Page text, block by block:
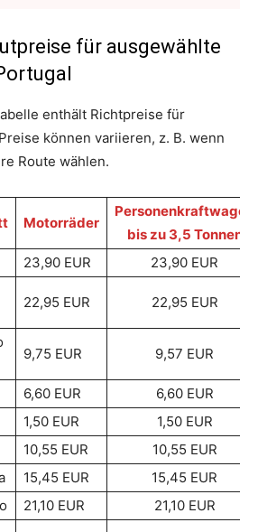
für ausgewählte
enthält Richtpreise für
können variieren, z. B. wenn
Route wählen.
Motorräder
Personenkraftwagen
bis zu 3,5 Tonnen
23,90 EUR
23,90 EUR
22,95 EUR 22,95 EUR
9,75 EUR 9,57 EUR
6,60 EUR
6,60 EUR
1,50 EUR
1,50 EUR
10,55 EUR
10,55 EUR
15,45 EUR
15,45 EUR
21,10 EUR
21,10 EUR